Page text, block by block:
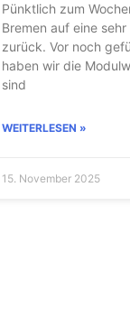
Pünktlich zum
Bremen auf eine
zurück. Vor noch
haben wir die
sind
WEITERLESEN »
15. November 2025